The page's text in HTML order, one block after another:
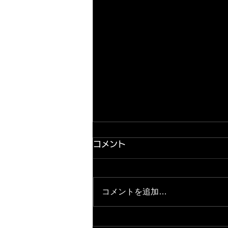
2026.8.7 出玉ランキング パ
コメント
コメントを追加…